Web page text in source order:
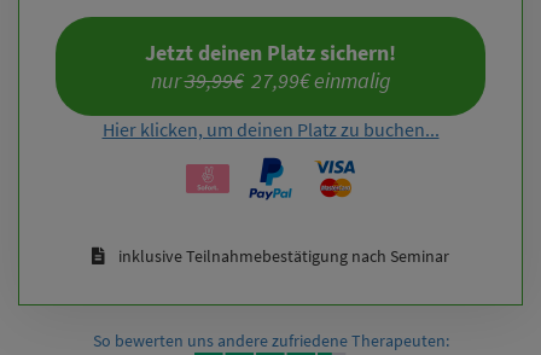
Jetzt deinen Platz sichern!
nur 39,99€
  27,99€ einmalig
Hier klicken, um deinen Platz zu buchen...
inklusive Teilnahmebestätigung nach Seminar
So bewerten uns andere zufriedene Therapeuten: